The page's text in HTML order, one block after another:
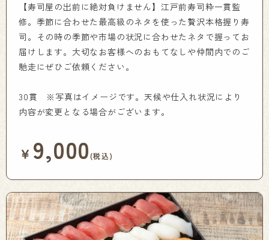
【寿司屋の出前に絶対負けません】江戸前寿司粋一貫監
修。季節に合わせた最高級のネタを使った贅沢本格握り寿
司。その時の季節や市場の状況に合わせたネタで握ってお
届けします。大切なお客様へのおもてなしや仲間内でのご
馳走にぜひご依頼ください。
30貫 ※写真はイメージです。天候や仕入れ状況により
内容が変更となる場合がございます。
￥ 9,000(税込)